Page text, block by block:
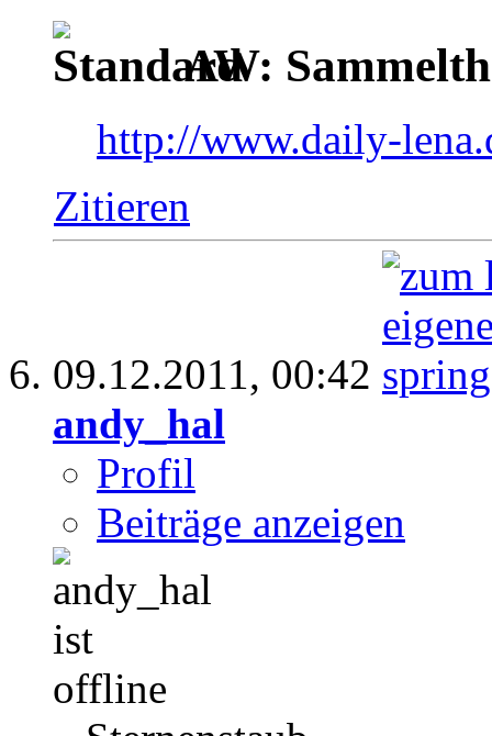
AW:
http://www.daily-
Zitieren
09.12.2011, 00:42
andy_hal
Profil
Beiträge anzeigen